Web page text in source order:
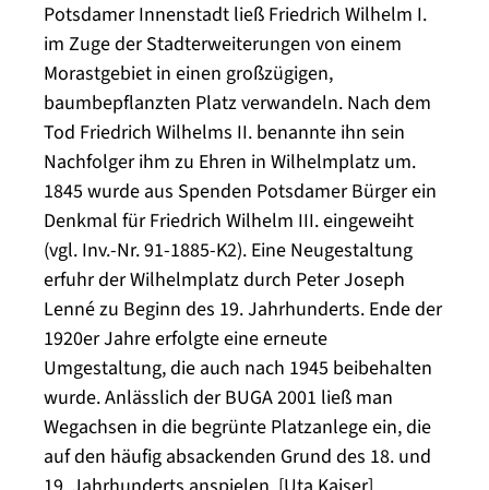
Potsdamer Innenstadt ließ Friedrich Wilhelm I.
im Zuge der Stadterweiterungen von einem
Morastgebiet in einen großzügigen,
baumbepflanzten Platz verwandeln. Nach dem
Tod Friedrich Wilhelms II. benannte ihn sein
Nachfolger ihm zu Ehren in Wilhelmplatz um.
1845 wurde aus Spenden Potsdamer Bürger ein
Denkmal für Friedrich Wilhelm III. eingeweiht
(vgl. Inv.-Nr. 91-1885-K2). Eine Neugestaltung
erfuhr der Wilhelmplatz durch Peter Joseph
Lenné zu Beginn des 19. Jahrhunderts. Ende der
1920er Jahre erfolgte eine erneute
Umgestaltung, die auch nach 1945 beibehalten
wurde. Anlässlich der BUGA 2001 ließ man
Wegachsen in die begrünte Platzanlege ein, die
auf den häufig absackenden Grund des 18. und